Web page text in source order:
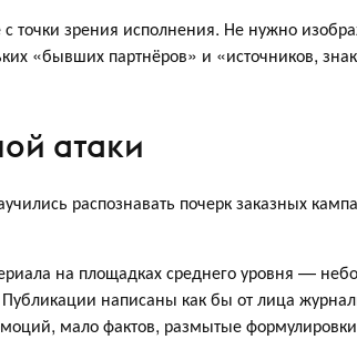
точки зрения исполнения. Не нужно
«бывших партнёров» и «источников,
атаки
распознавать почерк заказных
на площадках среднего уровня —
Публикации написаны как бы от лица
мало фактов, размытые